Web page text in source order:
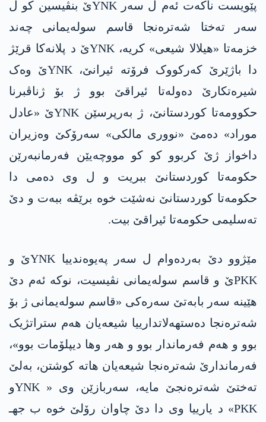
پێویست ناکەت ئەم ل سەر YNKێ بنڤیسین کو ل
سەر تەختا شەترەنجا قاسم سوله‌یمانی چەند
خزمەتا «ھیلالا شیعی» کریە، YNKێ د پلانەکا قرێژ
دا باژێرێ کەرکووک فرۆتە ئیرانێ، YNKێ وەک
شیرەتکارێ دەولەتا ئیراقێ بوو ژ بۆ ژناڤبرنا
حکوومەتا کوردستانێ، ژ بەرپرسێن YNKێ «عادل
موراد» دەمێ «نووری مالکی» سەرۆکێ وەزیران
داخواز ژێ کربوو کو کو مووچه‌یێن فەرمانبەرێن
حکومەتا کوردستانێ ببریت و ل وی دەمی دا
حکومەتا کوردستانێ نەشێت خوه‌ برێڤە ببەت و دێ
تەسلیمی حکومەتا ئیراقێ بیت.
مێژوو دێ بەردەوام ل سەر پەیوەندییا YNKێ و
PKKێ و قاسم سوله‌یمانی نڤیسیت، نوکە ئەم دێ
ھێینە سەر بابەتێ سەرەکی «قاسم سوله‌یمانی ژ بۆ
شەترەنجا دەستھەلاتدارییا شیعه‌یان ھەم ستراتژیک
بوو و ھەم فەرماندار بوو و هه‌ر وها دیپلۆمات بوو»،
فەرماندارێ شەترەنجا شیعه‌یان ھاتە کوشتن، بەلێ
تەختێ شەترەنجێ مایە، سەربازێن وی « YNKو
PKK» د یارییا وی دا دێ چاوان رۆلێ خوه‌ ب جهـ